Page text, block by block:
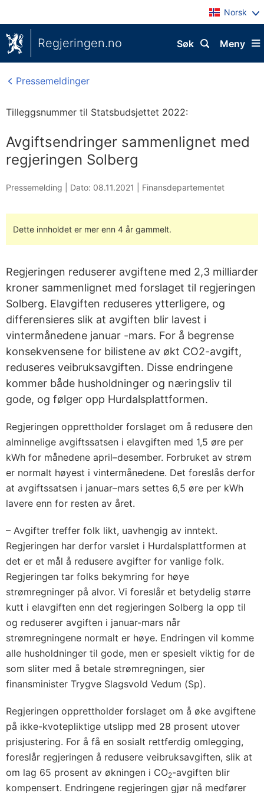
Norsk
Regjeringen.no Meny
Søk
Pressemeldinger
Tilleggsnummer til Statsbudsjettet 2022:
Avgiftsendringer sammenlignet med
regjeringen Solberg
Pressemelding | Dato: 08.11.2021 Finansdepartementet
Dette innholdet er mer enn 4 år gammelt.
Regjeringen reduserer avgiftene med 2,3 milliarder
kroner sammenlignet med forslaget til regjeringen
Solberg. Elavgiften reduseres ytterligere, og
differensieres slik at avgiften blir lavest i
vintermånedene januar -mars. For å begrense
konsekvensene for bilistene av økt CO2-avgift,
reduseres veibruksavgiften. Disse endringene
kommer både husholdninger og næringsliv til
gode, og følger opp Hurdalsplattformen.
Regjeringen opprettholder forslaget om å redusere den
alminnelige avgiftssatsen i elavgiften med 1,5 øre per
kWh for månedene april–desember. Forbruket av strøm
er normalt høyest i vintermånedene. Det foreslås derfor
at avgiftssatsen i januar–mars settes 6,5 øre per kWh
lavere enn for resten av året.
– Avgifter treffer folk likt, uavhengig av inntekt.
Regjeringen har derfor varslet i Hurdalsplattformen at
det er et mål å redusere avgifter for vanlige folk.
Regjeringen tar folks bekymring for høye
strømregninger på alvor. Vi foreslår et betydelig større
kutt i elavgiften enn det regjeringen Solberg la opp til
og reduserer avgiften i januar-mars når
strømregningene normalt er høye. Endringen vil komme
alle husholdninger til gode, men er spesielt viktig for de
som sliter med å betale strømregningen, sier
finansminister Trygve Slagsvold Vedum (Sp).
Regjeringen opprettholder forslaget om å øke avgiftene
på ikke-kvotepliktige utslipp med 28 prosent utover
prisjustering. For å få en sosialt rettferdig omlegging,
foreslår regjeringen å redusere veibruksavgiften, slik at
om lag 65 prosent av økningen i CO2-avgiften blir
kompensert. Endringene regjeringen gjør nå medfører